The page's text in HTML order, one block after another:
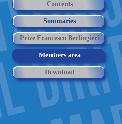
Contents
Sommaries
Prize Francesco Berlingieri
Members area
Download